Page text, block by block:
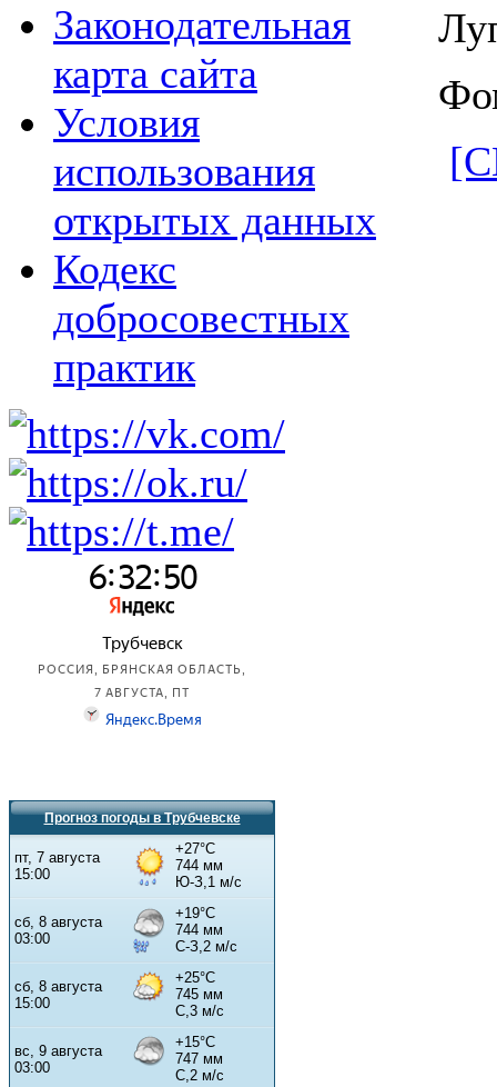
Законодательная
карта сайта
Условия
использования
открытых данных
Кодекс
добросовестных
практик
Прогноз погоды в Трубчевске